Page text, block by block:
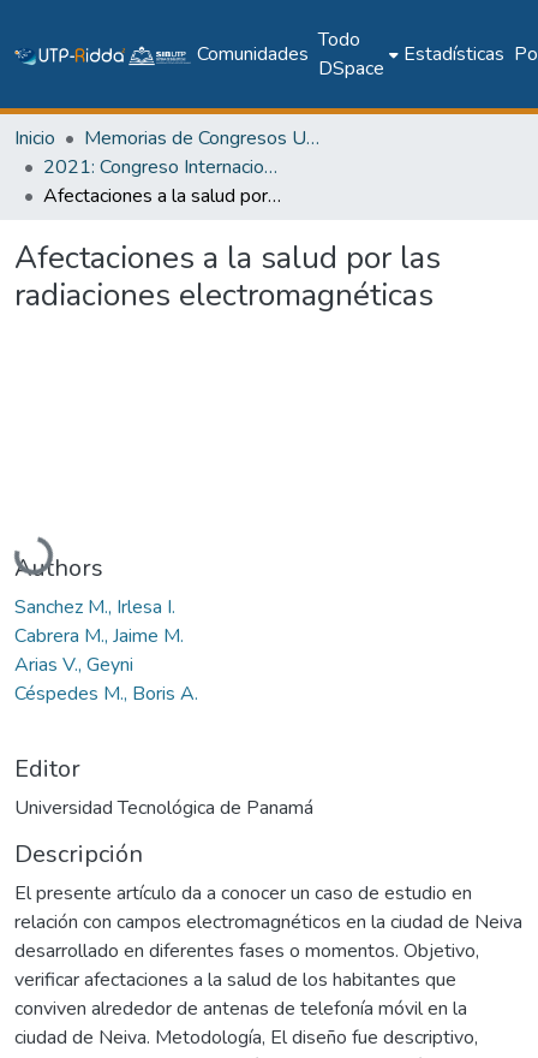
Comunidades
Todo
DSpace
Estadísticas
Inicio
Memorias de Congresos UTP
2021: Congreso Internacional en Inteligencia Ambiental, Ingeniería de Software y Salud Electrónica y Móvil – AmITIC 2021
Afectaciones a la salud por las radiaciones electromagnéticas
Afectaciones a la salud por las
radiaciones electromagnéticas
Cargando...
Authors
Sanchez M., Irlesa I.
Cabrera M., Jaime M.
Arias V., Geyni
Céspedes M., Boris A.
Editor
Universidad Tecnológica de Panamá
Descripción
El presente artículo da a conocer un caso de estudio en
relación con campos electromagnéticos en la ciudad de Neiva
desarrollado en diferentes fases o momentos. Objetivo,
verificar afectaciones a la salud de los habitantes que
conviven alrededor de antenas de telefonía móvil en la
ciudad de Neiva. Metodología, El diseño fue descriptivo,